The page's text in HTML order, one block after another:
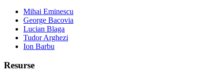
Mihai Eminescu
George Bacovia
Lucian Blaga
Tudor Arghezi
Ion Barbu
Resurse